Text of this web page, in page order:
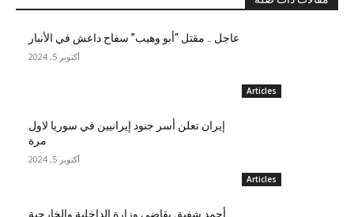
Articles
عاجل .. مقتل “أبو وهيب” سفاح داعش في الأنبار
أكتوبر 5, 2024
Articles
إيران تعلن أسر جنود إيرانيين في سوريا لاول
مرة
أكتوبر 5, 2024
أحمد شفيق يقاضي وزارة الداخلية والخارجية